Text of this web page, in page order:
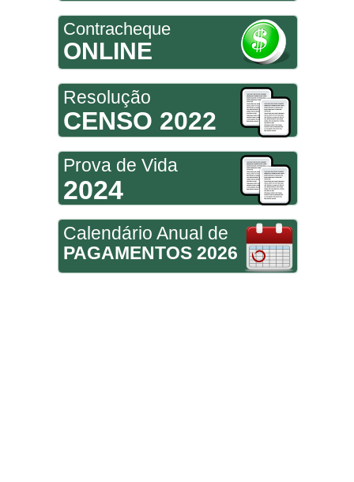
Contracheque
ONLINE
Resolução
CENSO 2022
Prova de Vida
2024
Calendário Anual de
PAGAMENTOS 2026